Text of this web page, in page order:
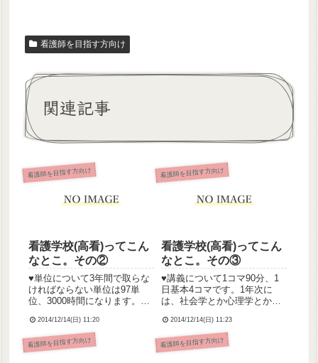
看護師を目指す方向け
関連記事
看護師を目指す方向け
看護学校(高看)ってこん
なとこ。その②
♥︎単位について3年間で取らな
ければならない単位は97単
位、3000時間になります。授
(1時間カウントの科目もあ
る)、規定の出席時間の2/3(こ
れも科目や実習によって違う)
2014/12/14(日) 11:20
看護師を目指す方向け
看護学校(高看)ってこん
なとこ。その③
♥︎講義について1コマ90分、1
日基本4コマです。1年次に
は、社会学とか心理学とか人
剖生理とかの専門基礎分野、
日常生活援助とか看護過程と
かの基礎看護学を学習してい
2014/12/14(日) 11:23
看護師を目指す方向け 看護師を目指す方向け